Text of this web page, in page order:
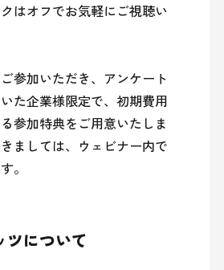
はオフでお気軽にご視聴い
参加いただき、アンケート
た企業様限定で、初期費用
参加特典をご用意いたしま
ましては、ウェビナー内で
ツについて